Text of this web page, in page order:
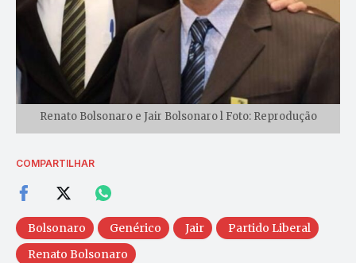
Renato Bolsonaro e Jair Bolsonaro l Foto: Reprodução
COMPARTILHAR
Bolsonaro Genérico Jair
Partido Liberal
Renato Bolsonaro